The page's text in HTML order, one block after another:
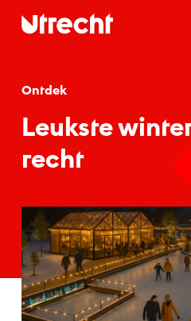
Ontdek
Leuks­te
recht